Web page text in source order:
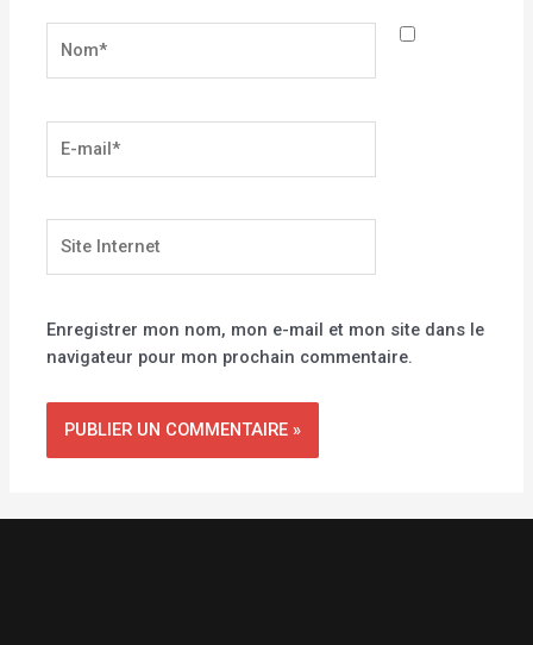
mail*
Internet
Enregistrer mon nom, mon e-mail et mon site dans le
navigateur pour mon prochain commentaire.